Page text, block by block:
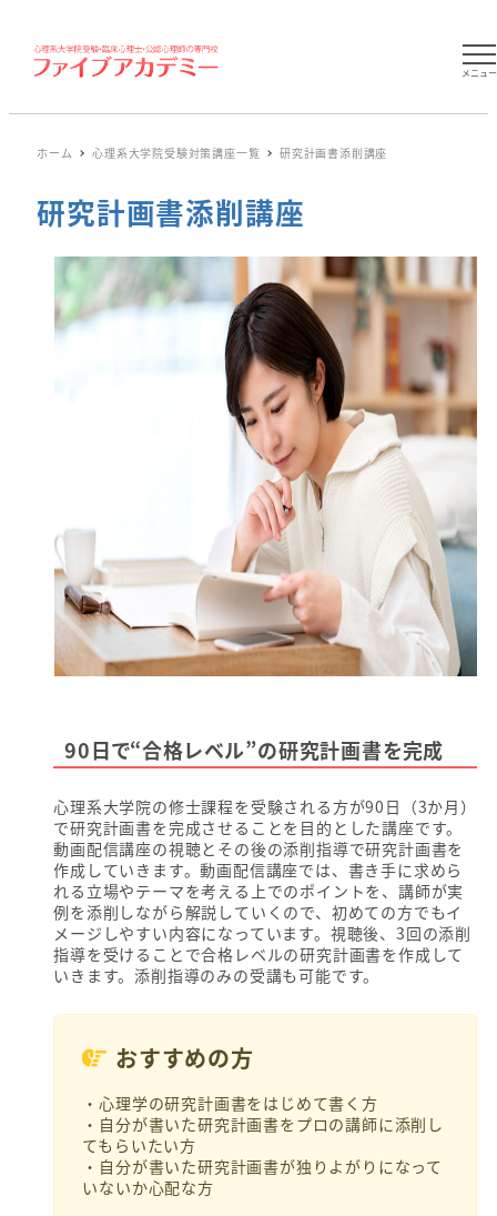
メニュー
ホーム 心理系大学院受験対策講座一覧 研究計画書添削講座
研究計画書添削講座
90日で“合格レベル”の研究計画書を完成
心理系大学院の修士課程を受験される方が90日（3か月）
で研究計画書を完成させることを目的とした講座です。
動画配信講座の視聴とその後の添削指導で研究計画書を
作成していきます。動画配信講座では、書き手に求めら
れる立場やテーマを考える上でのポイントを、講師が実
例を添削しながら解説していくので、初めての方でもイ
メージしやすい内容になっています。視聴後、3回の添削
指導を受けることで合格レベルの研究計画書を作成して
いきます。添削指導のみの受講も可能です。
おすすめの方
・心理学の研究計画書をはじめて書く方
・自分が書いた研究計画書をプロの講師に添削し
てもらいたい方
・自分が書いた研究計画書が独りよがりになって
いないか心配な方